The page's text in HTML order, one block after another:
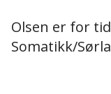
Olsen er for
Somatikk/